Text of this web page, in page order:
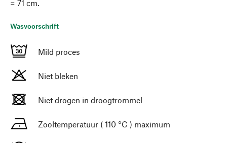
= 71 cm.
Wasvoorschrift
Mild proces
Niet bleken
Niet drogen in droogtrommel
Zooltemperatuur ( 110 °C ) maximum